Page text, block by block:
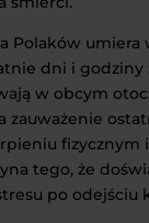
Polaków umiera
dni i godziny
w obcym
zauważenie
fizycznym
tego, że
po odejściu